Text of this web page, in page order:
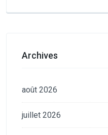
Archives
août 2026
juillet 2026